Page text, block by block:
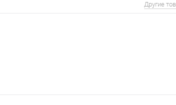
Другие